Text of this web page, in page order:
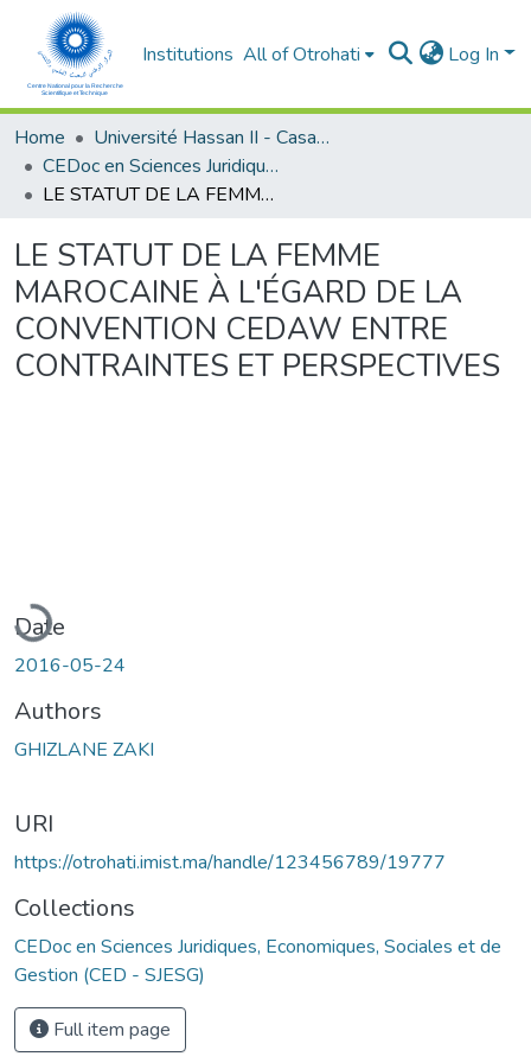
Institutions All of Otrohati Log In
Home
Université Hassan II - Casablanca
CEDoc en Sciences Juridiques, Economiques, Sociales et de Gestion (CED - SJESG)
LE STATUT DE LA FEMME MAROCAINE À L'ÉGARD DE LA CONVENTION CEDAW ENTRE CONTRAINTES ET PERSPECTIVES
LE STATUT DE LA FEMME
MAROCAINE À L'ÉGARD DE LA
CONVENTION CEDAW ENTRE
CONTRAINTES ET PERSPECTIVES
Loading...
Date
2016-05-24
Authors
GHIZLANE ZAKI
URI
https://otrohati.imist.ma/handle/123456789/19777
Collections
CEDoc en Sciences Juridiques, Economiques, Sociales et de
Gestion (CED - SJESG)
Full item page